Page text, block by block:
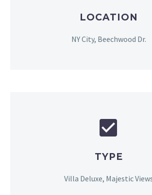
LOCATION
NY City, Beechwood Dr.


TYPE
Villa Deluxe, Majestic